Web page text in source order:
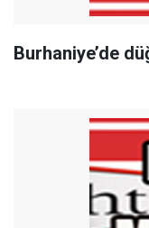
Burhaniye’de